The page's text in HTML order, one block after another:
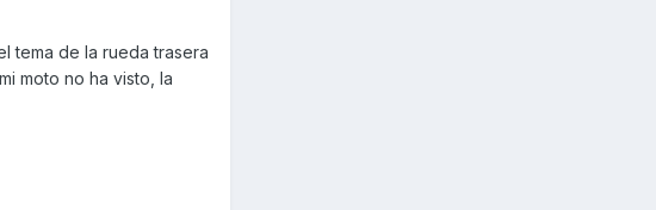
tema de la rueda trasera
moto no ha visto, la